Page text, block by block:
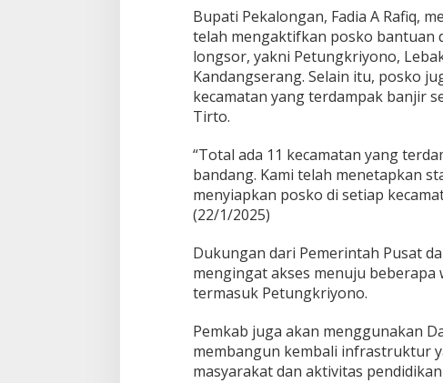
w
a
s
d
a
n
5
a
s
i
h
H
a
n
g
Bupati Pekalongan, Fadia A Rafiq,
telah mengaktifkan posko bantuan
longsor, yakni Petungkriyono,
Kandangserang. Selain itu, posko
kecamatan yang terdampak banjir
Tirto.
“Total ada 11 kecamatan yang
bandang. Kami telah menetapkan
menyiapkan posko di setiap
(22/1/2025)
Dukungan dari Pemerintah Pusat
mengingat akses menuju
termasuk Petungkriyono.
Pemkab juga akan menggunakan
membangun kembali infrastruktur
masyarakat dan aktivitas